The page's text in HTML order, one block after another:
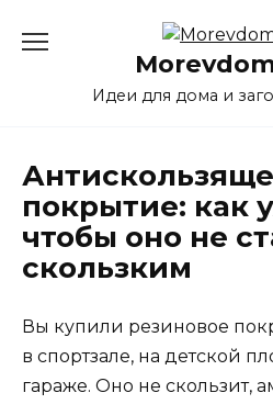
Идеи для дома и
покрытие: как
чтобы оно не
скользким
Вы купили резиновое
в спортзале, на детской
гараже. Оно не скользит,